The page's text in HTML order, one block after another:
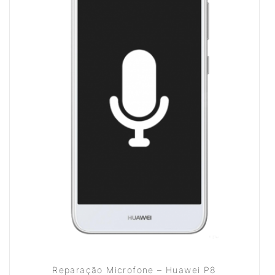
Reparação Microfone – Huawei P8